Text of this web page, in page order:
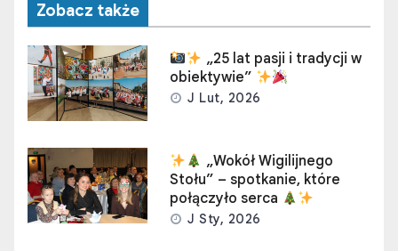
Zobacz także
„25 lat pasji i tradycji w
obiektywie”
J Lut, 2026
„Wokół Wigilijnego
Stołu” – spotkanie, które
połączyło serca
J Sty, 2026